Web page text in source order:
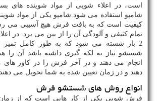
است، در اعلاء شویی از مواد شوینده های
کیفیت است که به بافت فرش هیچ آسیبی می
تمام کثیفی و آلودگی آن را از بین می برد. در
2 بار شسته می شود که به طور کامل تمیز
شستشو نیاز به لکه گیری داشته باشد آن
انجام می دهند و در آخر فرش را در کاور
دهند و در زمان تعیین شده به شما تحویل می دهند.
انواع روش های شستشو فرش
فرش شویی یکی از کار هایی است که از زمان